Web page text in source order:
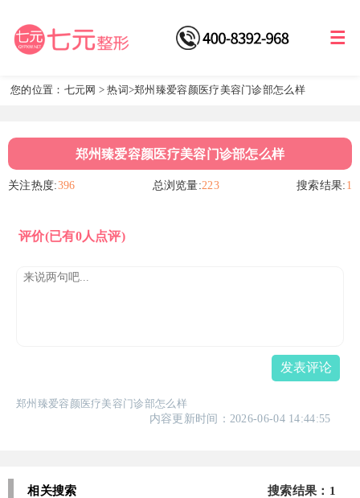
您的位置： 七元网 >热词 >郑州臻爱容颜医疗美容门诊部怎么样
郑州臻爱容颜医疗美容门诊部怎么样
关注热度:396 总浏览量:223 搜索结果: 1
评价(已有0人点评)
发表评论
郑州臻爱容颜医疗美容门诊部怎么样
内容更新时间：2026-06-04 14:44:55
相关搜索 搜索结果：1